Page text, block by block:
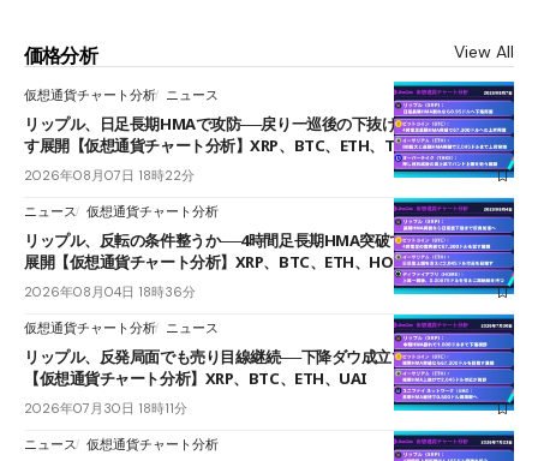
価格分析 View All
仮想通貨チャート分析 ニュース
リップル、日足長期HMAで攻防──戻り一巡後の下抜けで0.95ドルを試
す展開【仮想通貨チャート分析】XRP、BTC、ETH、TAKE
2026年08月07日 18時22分
ニュース 仮想通貨チャート分析
リップル、反転の条件整うか──4時間足長期HMA突破で雲下端を目指す
展開【仮想通貨チャート分析】XRP、BTC、ETH、HOME
2026年08月04日 18時36分
仮想通貨チャート分析 ニュース
リップル、反発局面でも売り目線継続──下降ダウ成立で下値追う展開
【仮想通貨チャート分析】XRP、BTC、ETH、UAI
2026年07月30日 18時11分
ニュース 仮想通貨チャート分析